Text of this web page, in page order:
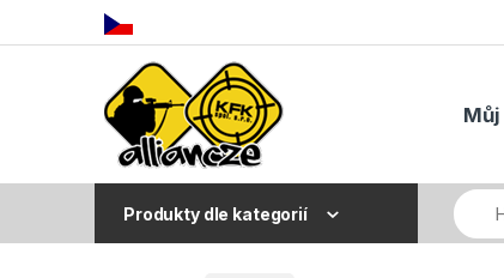
Skip to navigation
Skip to content
Produkty dle kategorií